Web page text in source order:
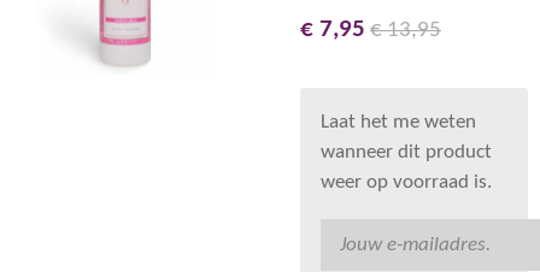
€ 7,95 € 13,95
Laat het me weten
wanneer dit product
weer op voorraad is.